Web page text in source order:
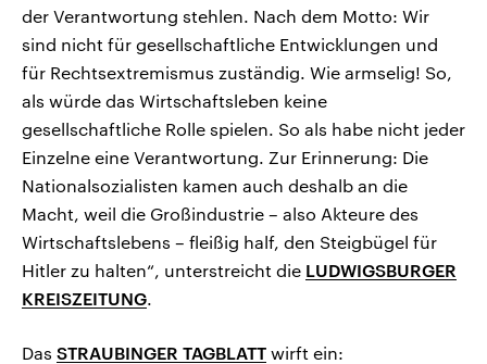
der Verantwortung stehlen. Nach dem Motto: Wir
sind nicht für gesellschaftliche Entwicklungen und
für Rechtsextremismus zuständig. Wie armselig! So,
als würde das Wirtschaftsleben keine
gesellschaftliche Rolle spielen. So als habe nicht jeder
Einzelne eine Verantwortung. Zur Erinnerung: Die
Nationalsozialisten kamen auch deshalb an die
Macht, weil die Großindustrie – also Akteure des
Wirtschaftslebens – fleißig half, den Steigbügel für
Hitler zu halten“, unterstreicht die LUDWIGSBURGER
KREISZEITUNG.
Das STRAUBINGER TAGBLATT wirft ein: